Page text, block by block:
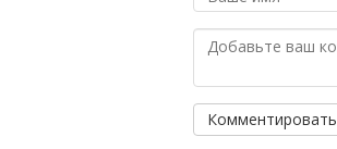
Комментировать